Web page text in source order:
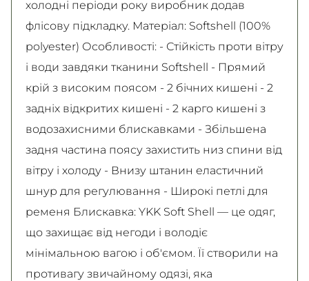
холодні періоди року виробник додав
флісову підкладку. Матеріал: Softshell (100%
polyester) Особливості: - Стійкість проти вітру
і води завдяки тканини Softshell - Прямий
крій з високим поясом - 2 бічних кишені - 2
задніх відкритих кишені - 2 карго кишені з
водозахисними блискавками - Збільшена
задня частина поясу захистить низ спини від
вітру і холоду - Внизу штанин еластичний
шнур для регулювання - Широкі петлі для
ременя Блискавка: YKK Soft Shell — це одяг,
що захищає від негоди і володіє
мінімальною вагою і об'ємом. Її створили на
противагу звичайному одязі, яка